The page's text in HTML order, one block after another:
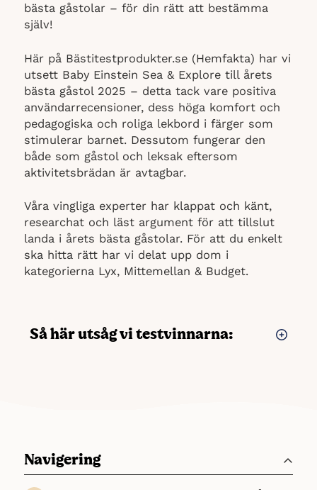
bästa gåstolar – för din rätt att bestämma
själv!
Här på Bästitestprodukter.se (Hemfakta) har vi
utsett Baby Einstein Sea & Explore till årets
bästa gåstol 2025 – detta tack vare positiva
användarrecensioner, dess höga komfort och
pedagogiska och roliga lekbord i färger som
stimulerar barnet. Dessutom fungerar den
både som gåstol och leksak eftersom
aktivitetsbrädan är avtagbar.
Våra vingliga experter har klappat och känt,
researchat och läst argument för att tillslut
landa i årets bästa gåstolar. För att du enkelt
ska hitta rätt har vi delat upp dom i
kategorierna Lyx, Mittemellan & Budget.
Så här utsåg vi testvinnarna:
handplockat ovan känner vi oss trygga i att du
och ditt barn inte kommer bli besvikna!
Navigering